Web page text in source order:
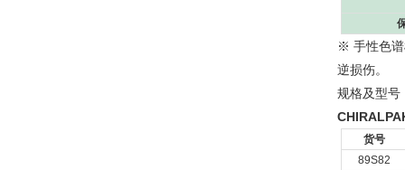
※ 手性色谱
逆损伤。
规格及型号
货号
89S82